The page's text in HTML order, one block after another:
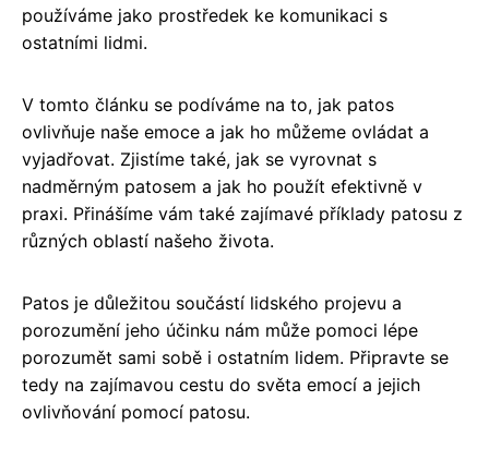
používáme jako prostředek ke komunikaci s
ostatními lidmi.
V tomto článku se podíváme na to, jak patos
ovlivňuje naše emoce a jak ho můžeme ovládat a
vyjadřovat. Zjistíme také, jak se vyrovnat s
nadměrným patosem a jak ho použít efektivně v
praxi. Přinášíme vám také zajímavé příklady patosu z
různých oblastí našeho života.
Patos je důležitou součástí lidského projevu a
porozumění jeho účinku nám může pomoci lépe
porozumět sami sobě i ostatním lidem. Připravte se
tedy na zajímavou cestu do světa emocí a jejich
ovlivňování pomocí patosu.